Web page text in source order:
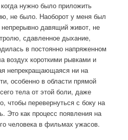
нужно было приложить
не было. Наоборот у меня был
давящий живот, не
сдавленное дыхание,
в постоянно напряженном
воздух короткими рывками и
непрекращающаяся ни на
особенно в области прямой
тела от этой боли, даже
чтобы перевернуться с боку на
Это как процесс появления на
человека в фильмах ужасов.